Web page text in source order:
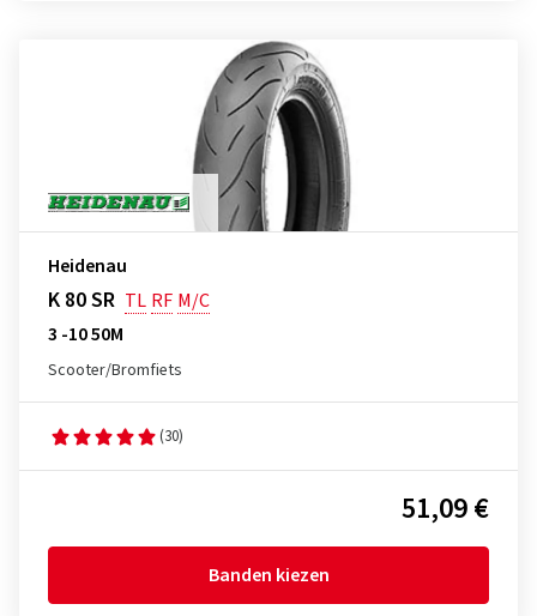
Heidenau
K 80 SR TL RF M/C
3 -10 50M
Scooter/Bromfiets
(30)
51,09 €
Banden kiezen